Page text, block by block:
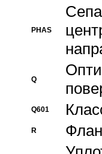
PHAS
Q
Q601
R